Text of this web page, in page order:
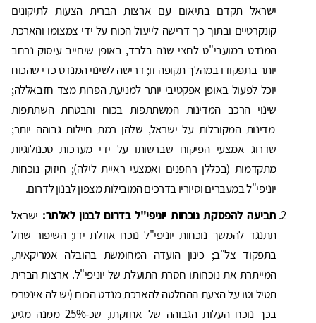
ישראל תקדם בתיאום עם ארצות הברית הצעות לתיקונים
קונקרטיים ובתוך כך דרישה לייעול הכוח על ידי צמצומו והארכת
המנדט במועבי"ט לחצי שנה בלבד, באופן שיחייב עיסוק נרחב
יותר בתפקודו במהלך תקופה זו; דרישה לשינוי המנדט כדי שהכוח
יוכל לפעול באופן אפקטיבי יותר למניעת הפרות מצד חזבאללה;
שינוי הרכב המדינות המשתתפות בכוח והבטחת השתתפות
מדינות המקובלות על ישראל, שלהן רמת חיילות גבוהה יותר;
שדרוג אמצעי הפיקוח שברשותו על ידי מערכות טכנולוגיות
מתקדמות (בכללן רחפנים ואמצעי ראיית לילה); חיזוק נוכחות
יוניפי"ל במעברים וסיוריו בדרכים המובילות מצפון לבנון לדרום.
תביעה להפסקת נוכחות יוניפי"ל בדרום לבנון לאלתר: ישראל
תתנגד להמשך נוכחות יוניפי"ל נוכח אוזלת ידו; השיפור שחל
בתפקוד צל"ב; כינון הועדה המחומשת בהובלה אמריקאית,
המייתרת את נוכחותו חסרת התועלת של יוניפי"ל. ארצות הברית
תטיל וטו על הצעת ההחלטה להארכת מנדט הכוח (יש לה אינטרס
בכך נוכח העלות הגבוהה של אחזקתו, שכ-25% ממנה מגיע